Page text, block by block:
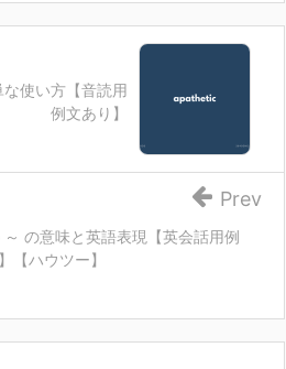
使い方【音読用
例文あり】
の意味と英語表現【英会話用例
【ハウツー】
Prev